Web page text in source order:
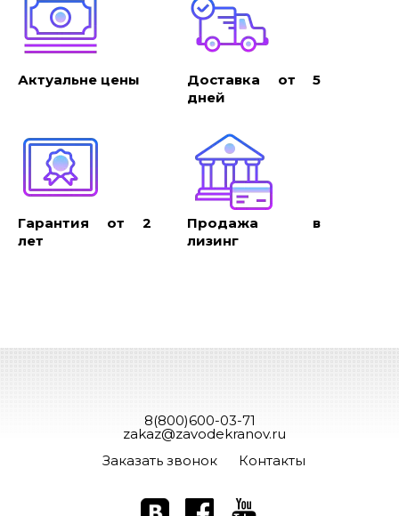
Актуальне цены
Доставка от 5
дней
Гарантия от 2
лет
Продажа в
лизинг
8(800)600-03-71
zakaz@zavodekranov.ru
Заказать звонок
Контакты